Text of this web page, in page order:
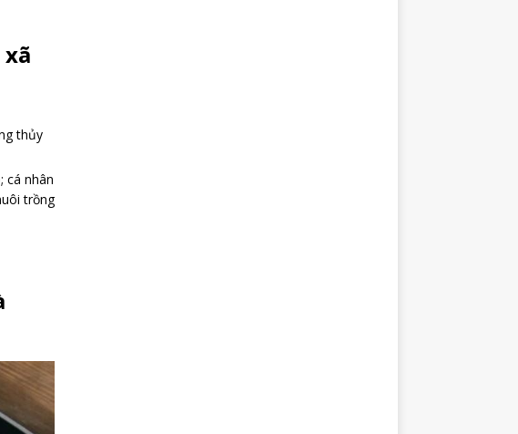
thủy
cá nhân
trồng